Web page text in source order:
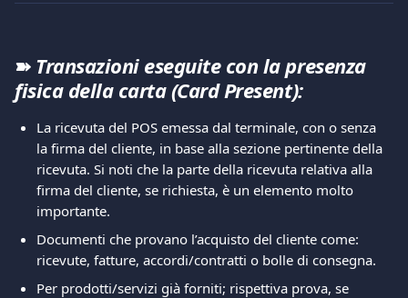
➽ Transazioni eseguite con la presenza
fisica della carta (Card Present):
La ricevuta del POS emessa dal terminale, con o senza
la firma del cliente, in base alla sezione pertinente della
ricevuta. Si noti che la parte della ricevuta relativa alla
firma del cliente, se richiesta, è un elemento molto
importante.
Documenti che provano l’acquisto del cliente come:
ricevute, fatture, accordi/contratti o bolle di consegna.
Per prodotti/servizi già forniti; rispettiva prova, se